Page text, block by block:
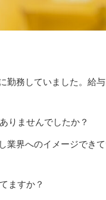
勤務していました。給
りませんでしたか？
業界へのイメージでき
ますか？